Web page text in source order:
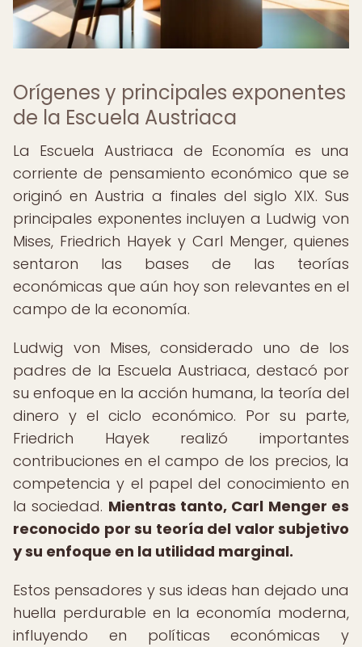
Orígenes y principales exponentes
de la Escuela Austriaca
La Escuela Austriaca de Economía es una
corriente de pensamiento económico que se
originó en Austria a finales del siglo XIX. Sus
principales exponentes incluyen a Ludwig von
Mises, Friedrich Hayek y Carl Menger, quienes
sentaron las bases de las teorías
económicas que aún hoy son relevantes en el
campo de la economía.
Ludwig von Mises, considerado uno de los
padres de la Escuela Austriaca, destacó por
su enfoque en la acción humana, la teoría del
dinero y el ciclo económico. Por su parte,
Friedrich Hayek realizó importantes
contribuciones en el campo de los precios, la
competencia y el papel del conocimiento en
la sociedad. Mientras tanto, Carl Menger es
reconocido por su teoría del valor subjetivo
y su enfoque en la utilidad marginal.
Estos pensadores y sus ideas han dejado una
huella perdurable en la economía moderna,
influyendo en políticas económicas y